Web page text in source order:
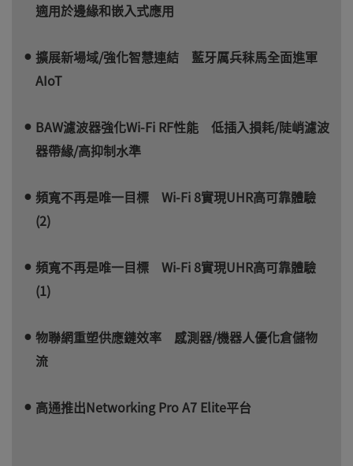
適用於邊緣和嵌入式應用
擴展新場域/強化智慧連結 藍牙厲兵秣馬全面進軍
AIoT
BAW濾波器強化Wi-Fi RF性能 低插入損耗/陡峭濾波
器帶緣/高抑制水準
頻寬不再是唯一目標 Wi-Fi 8實現UHR高可靠體驗
(2)
頻寬不再是唯一目標 Wi-Fi 8實現UHR高可靠體驗
(1)
物聯網重塑供應鏈效率 感測器/機器人優化倉儲物
流
高通推出Networking Pro A7 Elite平台